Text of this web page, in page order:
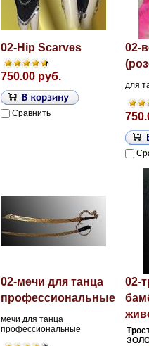
02-Hip Scarves
750.00 руб.
Сравнить
02-
для
02-мечи для танца
профессиональные
мечи для танца
профессиональные
02-